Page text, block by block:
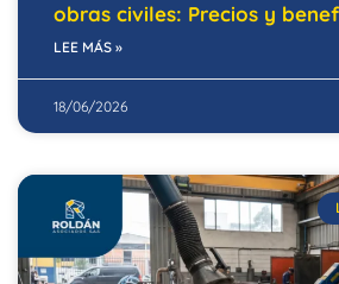
obras civiles: Precios y
LEE MÁS »
18/06/2026